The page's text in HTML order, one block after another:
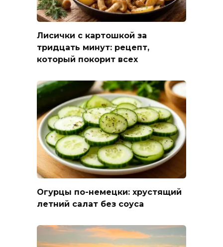
Лисички с картошкой за
тридцать минут: рецепт,
который покорит всех
Огурцы по-немецки: хрустящий
летний салат без соуса